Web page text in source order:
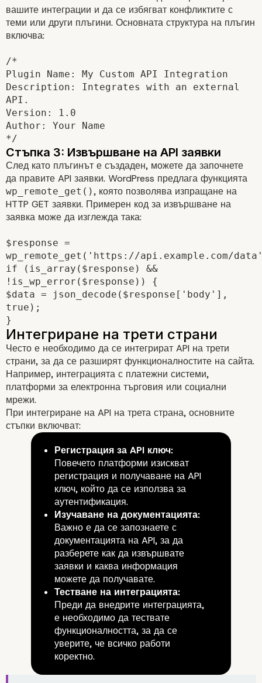
Как да започнете с API
в WordPress?
Стъпка 1: Изучаване на REST API
Стъпка 2: Създаване на плъгин
вашите интеграции и да се избягват конфликтите с
теми или други плъгини. Основната структура на плъгин
включва:
/*
Plugin Name: My Custom API Integration
Description: Integrates with an external
API.
Version: 1.0
Author: Your Name
*/
Стъпка 3: Извършване на API
След като плъгинът е създаден, можете да започнете
да правите API заявки. WordPress предлага функцията
wp_remote_get() , която позволява изпращане на
HTTP GET заявки. Примерен код за извършване на
заявка може да изглежда така:
$response =
wp_remote_get('https://api.example.com/
if (is_array($response) &&
!is_wp_error($response)) {
$data = json_decode($response['body'],
true);
}
Често е необходимо да се интегрират API на трети
страни, за да се разширят функционалностите на сайта.
Например, интеграцията с платежни системи,
платформи за електронна търговия или социални
мрежи.
При интегриране на API на трета страна, основните
стъпки включват:
Регистрация за API ключ:
Повечето платформи изискват
регистрация и получаване на API
ключ, който да се използва за
аутентификация.
Изучаване на документацията:
Важно е да се запознаете с
документацията на API, за да
разберете как да извършвате
заявки и каква информация
можете да получавате.
Тестване на интеграцията:
Преди да внедрите интеграцията,
е необходимо да тествате
функционалността, за да се
уверите, че всичко работи
коректно.